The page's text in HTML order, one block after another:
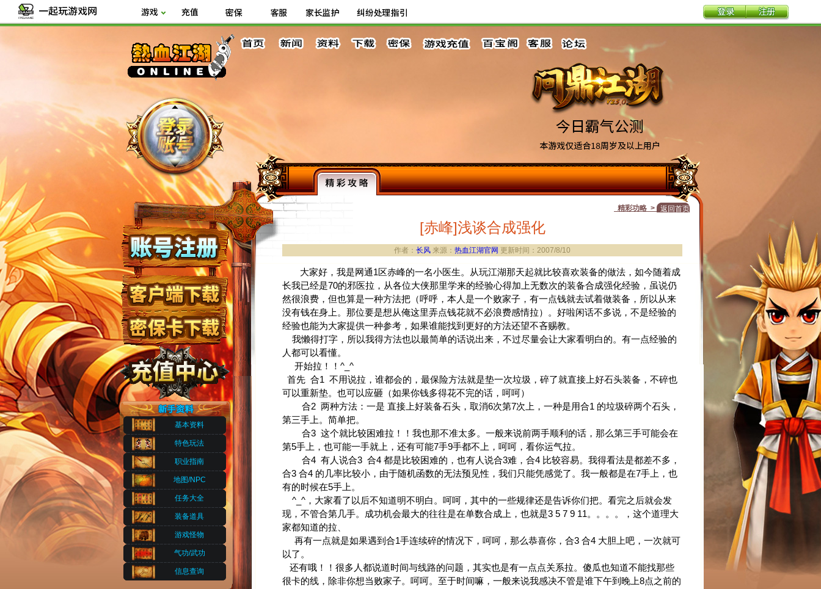
基本资料
特色玩法
职业指南
地图/NPC
任务大全
装备道具
游戏怪物
气功/武功
信息查询
返回首页
精彩功略 >
[赤峰]浅谈合成强化
作者： 长风 来源： 热血江湖官网 更新时间：2007/8/10
大家好，我是网通1区赤峰的一名小医生。从玩江湖那天起就比较喜欢装备的做法，如今随着成
长我已经是70的邪医拉，从各位大侠那里学来的经验心得加上无数次的装备合成强化经验，虽说仍
然很浪费，但也算是一种方法把（呼呼，本人是一个败家子，有一点钱就去试着做装备，所以从来
没有钱在身上。那位要是想从俺这里弄点钱花就不必浪费感情拉）。好啦闲话不多说，不是经验的
经验也能为大家提供一种参考，如果谁能找到更好的方法还望不吝赐教。
我懒得打字，所以我得方法也以最简单的话说出来，不过尽量会让大家看明白的。有一点经验的
人都可以看懂。
开始拉！！^_^
首先 合1 不用说拉，谁都会的，最保险方法就是垫一次垃圾，碎了就直接上好石头装备，不碎也
可以重新垫。也可以应砸（如果你钱多得花不完的话，呵呵）
合2 两种方法：一是 直接上好装备石头，取消6次第7次上，一种是用合1 的垃圾碎两个石头，
第三手上。简单把。
合3 这个就比较困难拉！！我也那不准太多。一般来说前两手顺利的话，那么第三手可能会在
第5手上，也可能一手就上，还有可能7手9手都不上，呵呵，看你运气拉。
合4 有人说合3 合4 都是比较困难的，也有人说合3难，合4 比较容易。我得看法是都差不多，
合3 合4 的几率比较小，由于随机函数的无法预见性，我们只能凭感觉了。我一般都是在7手上，也
有的时候在5手上。
^_^，大家看了以后不知道明不明白。呵呵，其中的一些规律还是告诉你们把。看完之后就会发
现，不管合第几手。成功机会最大的往往是在单数合成上，也就是3 5 7 9 11。。。。，这个道理大
家都知道的拉、
再有一点就是如果遇到合1手连续碎的情况下，呵呵，那么恭喜你，合3 合4 大胆上吧，一次就可
以了。
还有哦！！很多人都说道时间与线路的问题，其实也是有一点点关系拉。傻瓜也知道不能找那些
很卡的线，除非你想当败家子。呵呵。至于时间嘛，一般来说我感决不管是谁下午到晚上8点之前的